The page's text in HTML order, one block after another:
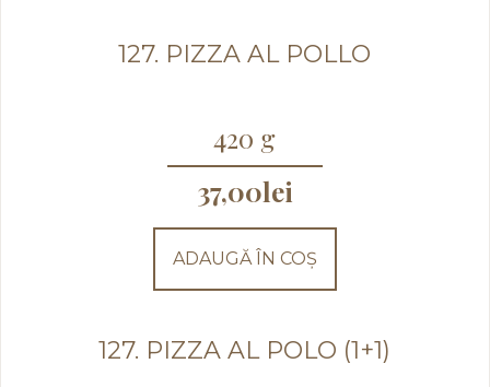
127. PIZZA AL POLLO
420 g
37,00lei
ADAUGĂ ÎN COȘ
127. PIZZA AL POLO (1+1)